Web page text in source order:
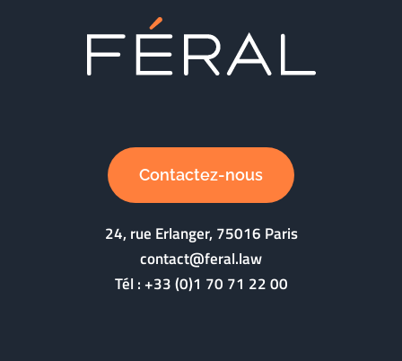
Contactez-nous
24, rue Erlanger, 75016 Paris
contact@feral.law
Tél :+33 (0)1 70 71 22 00